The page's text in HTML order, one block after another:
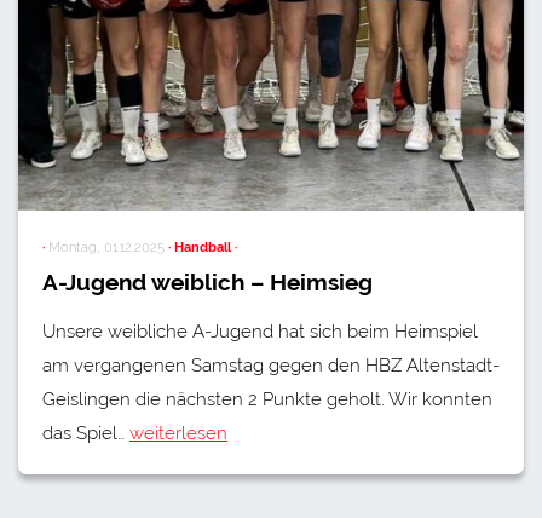
· Montag, 01.12.2025 · Handball ·
A-Jugend weiblich – Heimsieg
Unsere weibliche A-Jugend hat sich beim Heimspiel
am vergangenen Samstag gegen den HBZ Altenstadt-
Geislingen die nächsten 2 Punkte geholt. Wir konnten
das Spiel… weiterlesen